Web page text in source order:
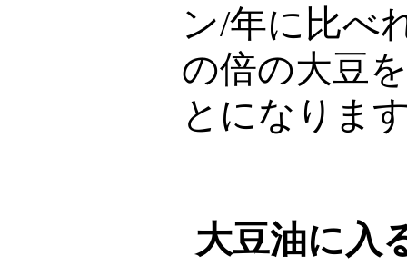
ン/年に比べ
の倍の大豆
とになりま
大豆油に入